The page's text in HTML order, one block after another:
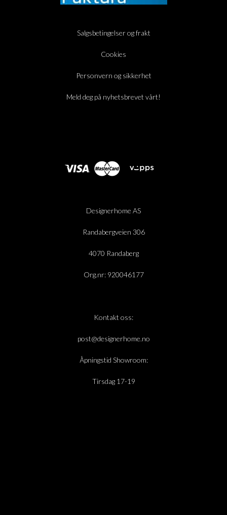
Salgsbetingelser og frakt
Cookies
Personvern og sikkerhet
Meld deg på nyhetsbrevet vårt!
Designerhome AS
Randabergveien 306
4070 Randaberg
Org.nr: 920046177
Kontakt oss:
post@designerhome.no
Åpningstid Showroom:
Tirsdag 17-19